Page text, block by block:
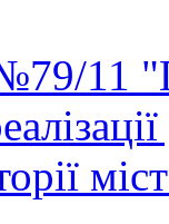
11